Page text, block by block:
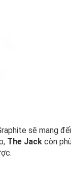
sẽ mang
The Jack còn